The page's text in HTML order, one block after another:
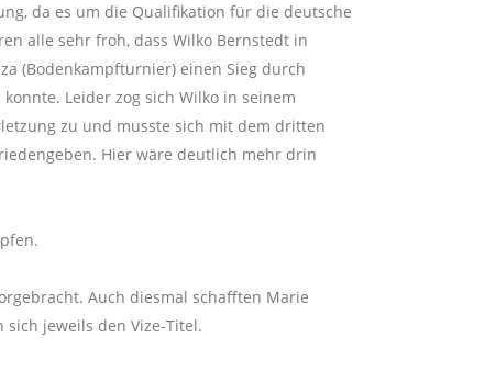
da es um die Qualifikation für die deutsche
alle sehr froh, dass Wilko Bernstedt in
(Bodenkampfturnier) einen Sieg durch
Leider zog sich Wilko in seinem
zu und musste sich mit dem dritten
Hier wäre deutlich mehr drin
Auch diesmal schafften Marie
sich jeweils den Vize-Titel.